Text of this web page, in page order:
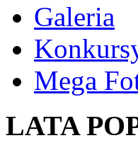
Galeria
Mega
LATA